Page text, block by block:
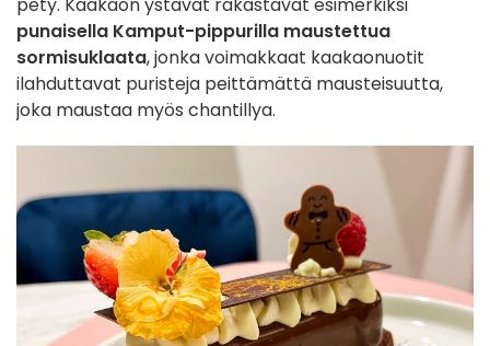
punaisella Kamput-pippurilla maustettua
sormisuklaata, jonka voimakkaat kaakaonuotit
ilahduttavat puristeja peittämättä mausteisuutta,
joka maustaa myös chantillya.